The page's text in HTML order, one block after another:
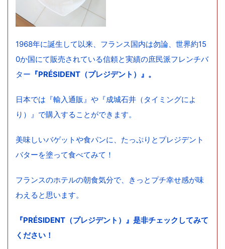
1968年に誕生して以来、フランス国内は勿論、世界約15
0か国にて販売されている信頼と実績の庶民派フレンチバ
ター 『PRÉSIDENT（プレジデント）』。
日本では『輸入通販』や『成城石井（タイミングによ
り）』で購入することができます。
美味しいバゲットや食パンに、たっぷりとプレジデント
バターを塗って食べてみて！
フランスのホテルの朝食気分で、きっとプチ幸せ感が味
わえると思います。
『PRÉSIDENT（プレジデント）』是非チェックしてみて
ください！